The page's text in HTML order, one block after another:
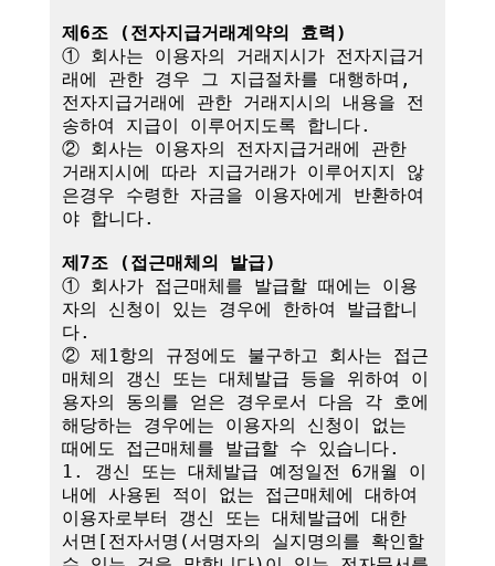
제6조 (전자지급거래계약의 효력)
① 회사는 이용자의 거래지시가 전자지급거
래에 관한 경우 그 지급절차를 대행하며,
전자지급거래에 관한 거래지시의 내용을 전
송하여 지급이 이루어지도록 합니다.
② 회사는 이용자의 전자지급거래에 관한
거래지시에 따라 지급거래가 이루어지지 않
은경우 수령한 자금을 이용자에게 반환하여
야 합니다.
제7조 (접근매체의 발급)
① 회사가 접근매체를 발급할 때에는 이용
자의 신청이 있는 경우에 한하여 발급합니
다.
② 제1항의 규정에도 불구하고 회사는 접근
매체의 갱신 또는 대체발급 등을 위하여 이
용자의 동의를 얻은 경우로서 다음 각 호에
해당하는 경우에는 이용자의 신청이 없는
때에도 접근매체를 발급할 수 있습니다.
1. 갱신 또는 대체발급 예정일전 6개월 이
내에 사용된 적이 없는 접근매체에 대하여
이용자로부터 갱신 또는 대체발급에 대한
서면[전자서명(서명자의 실지명의를 확인할